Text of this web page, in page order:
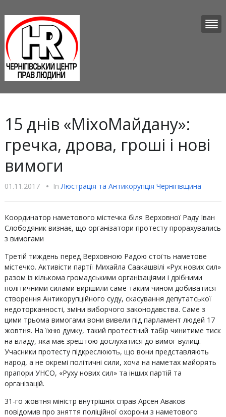
15 днів «МіхоМайдану»:
гречка, дрова, гроші і нові
вимоги
01.11.2017 • InЛюстрацiя та Антикорупцiя Чернігівщина
Координатор наметового містечка біля Верховної Раду Іван
Слободяник визнає, що організатори протесту прорахувались
з вимогами
Третій тиждень перед Верховною Радою стоїть наметове
містечко. Активісти партії Михайла Саакашвілі «Рух нових сил»
разом із кількома громадськими організаціями і дрібними
політичними силами вирішили саме таким чином добиватися
створення Антикорупційного суду, скасування депутатської
недоторканності, зміни виборчого законодавства. Саме з
цими трьома вимогами вони вивели під парламент людей 17
жовтня. На їхню думку, такий протестний табір чинитиме тиск
на владу, яка має зрештою дослухатися до вимог вулиці.
Учасники протесту підкреслюють, що вони представляють
народ, а не окремі політичні сили, хоча на наметах майорять
прапори УНСО, «Руху нових сил» та інших партій та
організацій.
31-го жовтня міністр внутрішніх справ Арсен Аваков
повідомив про зняття поліційної охорони з наметового